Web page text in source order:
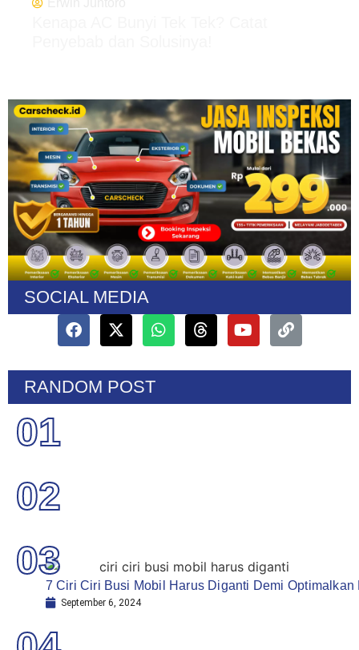
SOCIAL MEDIA
RANDOM POST
01
02
7 Ciri Ciri Busi Mobil Harus Diganti Demi Optimalkan
September 6, 2024
03